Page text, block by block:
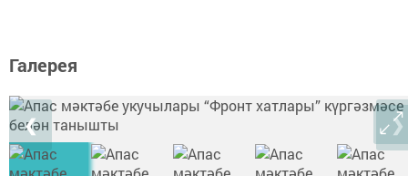
Галерея
❮ ❯